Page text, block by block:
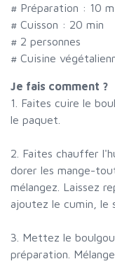
# Préparation : 10
# Cuisson : 20 min
# 2 personnes
# Cuisine
Je fais comment ?
1. Faites cuire le
le paquet.
2. Faites chauffer
dorer les mange-
mélangez. Laissez
ajoutez le cumin, le
3. Mettez le
préparation.